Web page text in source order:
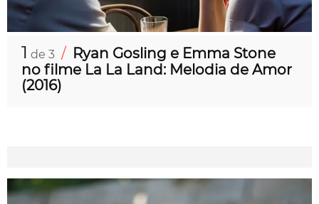
1 de 3 / Ryan Gosling e Emma Stone
no filme La La Land: Melodia de Amor
(2016)